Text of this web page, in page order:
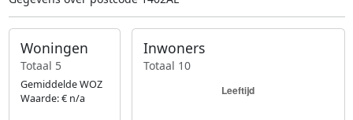
Woningen
Totaal 5
Gemiddelde WOZ
Waarde: € n/a
Inwoners
Totaal 10